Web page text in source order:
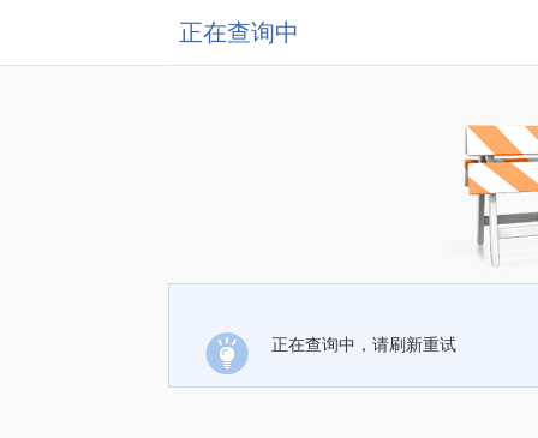
正在查询中
正在查询中，请刷新重试